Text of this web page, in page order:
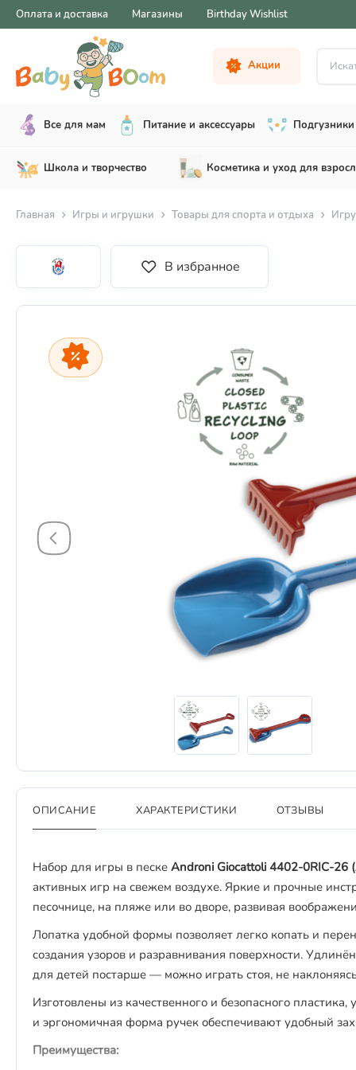
Оплата и доставка Магазины Birthday Wishlist
Акции
Все для мам Питание и аксессуары
Школа и творчество Косметика и уход для
Главная Игры и игрушки Товары для спорта и отдыха
В избранное
ОПИСАНИЕ ХАРАКТЕРИСТИКИ ОТЗЫВЫ
Набор для игры в песке Androni Giocattoli 4402-0RIC-26
активных игр на свежем воздухе. Яркие и прочные
песочнице, на пляже или во дворе, развивая
Лопатка удобной формы позволяет легко копать и
создания узоров и разравнивания поверхности.
для детей постарше — можно играть стоя, не
Изготовлены из качественного и безопасного
и эргономичная форма ручек обеспечивают удобный
Преимущества: